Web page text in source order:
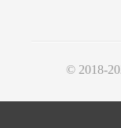
© 2018-